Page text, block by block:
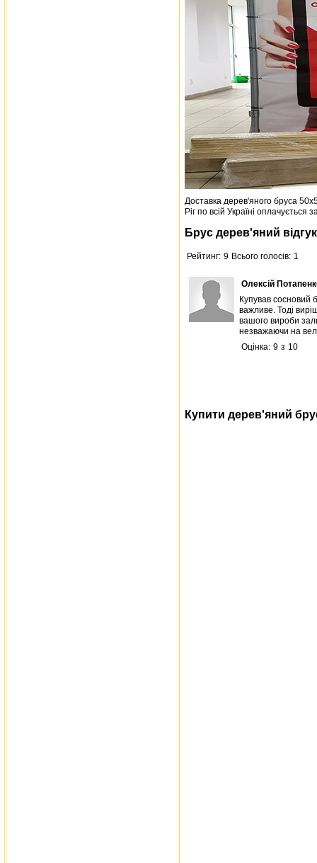
Доставка дерев'яного бруса
Ріг по всій Україні
Брус дерев'яний
Рейтинг: 9 Всього голосів: 1
Олексій
Купував сосновий
важливе. Тоді
вашого вироби
незважаючи на
Оцінка: 9 з 10
Купити дерев'яний